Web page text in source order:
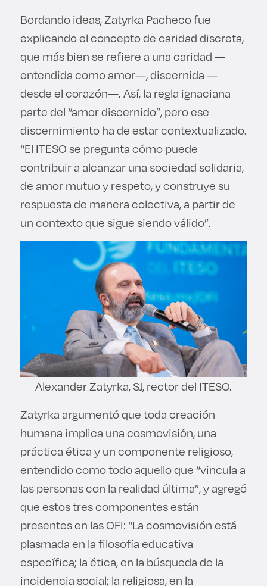
Bordando ideas, Zatyrka Pacheco fue
explicando el concepto de caridad discreta,
que más bien se refiere a una caridad —
entendida como amor—, discernida —
desde el corazón—. Así, la regla ignaciana
parte del “amor discernido”, pero ese
discernimiento ha de estar contextualizado.
“El ITESO se pregunta cómo puede
contribuir a alcanzar una sociedad solidaria,
de amor mutuo y respeto, y construye su
respuesta de manera colectiva, a partir de
un contexto que sigue siendo válido”.
Alexander Zatyrka, SJ, rector del ITESO.
Zatyrka argumentó que toda creación
humana implica una cosmovisión, una
práctica ética y un componente religioso,
entendido como todo aquello que “vincula a
las personas con la realidad última”, y agregó
que estos tres componentes están
presentes en las OFI: “La cosmovisión está
plasmada en la filosofía educativa
específica; la ética, en la búsqueda de la
incidencia social; la religiosa, en la